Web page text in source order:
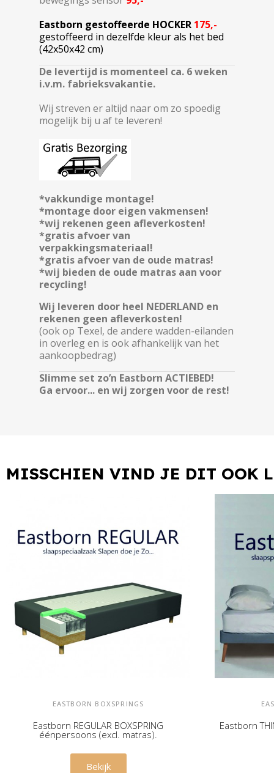
Eastborn gestoffeerde HOCKER 175,-
gestoffeerd in dezelfde kleur als het bed
(42x50x42 cm)
De levertijd is momenteel ca. 6 weken
i.v.m. fabrieksvakantie.
Wij streven er altijd naar om zo spoedig
mogelijk bij u af te leveren!
*vakkundige montage!
*montage door eigen vakmensen!
*wij rekenen geen afleverkosten!
*gratis afvoer van
verpakkingsmateriaal!
*gratis afvoer van de oude matras!
*wij bieden de oude matras aan voor
recycling!
Wij leveren door heel NEDERLAND en
rekenen geen afleverkosten!
(ook op Texel, de andere wadden-eilanden
in overleg en is ook afhankelijk van het
aankoopbedrag)
Slimme set zo’n Eastborn ACTIEBED!
Ga ervoor... en wij zorgen voor de rest!
MISSCHIEN VIND JE DIT OOK
EASTBORN BOXSPRINGS
Eastborn REGULAR BOXSPRING
éénpersoons (excl. matras).
€ 525,00
Bekijk
Eastborn